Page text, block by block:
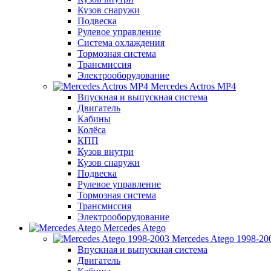
Кузов снаружи
Подвеска
Рулевое управление
Система охлаждения
Тормозная система
Трансмиссия
Электрооборудование
Mercedes Actros MP4
Впускная и выпускная система
Двигатель
Кабины
Колёса
КПП
Кузов внутри
Кузов снаружи
Подвеска
Рулевое управление
Тормозная система
Трансмиссия
Электрооборудование
Mercedes Atego
Mercedes Atego 1998-
Впускная и выпускная система
Двигатель